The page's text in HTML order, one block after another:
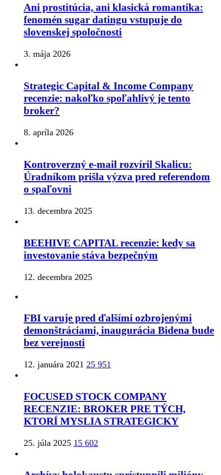
Ani prostitúcia, ani klasická romantika:
fenomén sugar datingu vstupuje do
slovenskej spoločnosti
3. mája 2026
Strategic Capital & Income Company
recenzie: nakoľko spoľahlivý je tento
broker?
8. apríla 2026
Kontroverzný e-mail rozvíril Skalicu:
Úradníkom prišla výzva pred referendom
o spaľovni
13. decembra 2025
BEEHIVE CAPITAL recenzie: kedy sa
investovanie stáva bezpečným
12. decembra 2025
FBI varuje pred ďalšími ozbrojenými
demonštráciami, inaugurácia Bidena bude
bez verejnosti
12. januára 2021 25 951
FOCUSED STOCK COMPANY
RECENZIE: BROKER PRE TÝCH,
KTORÍ MYSLIA STRATEGICKY
25. júla 2025 15 602